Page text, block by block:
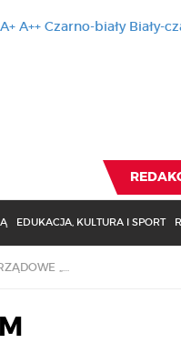
A+ A++ Czarno-biały Biały-
EDUKACJA, KULTURA I SPORT